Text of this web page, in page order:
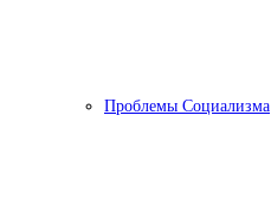
Проблемы Социализма